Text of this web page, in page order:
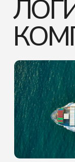
Сайт для
находящейся в
перевозками по
[ перейти на сайт ]